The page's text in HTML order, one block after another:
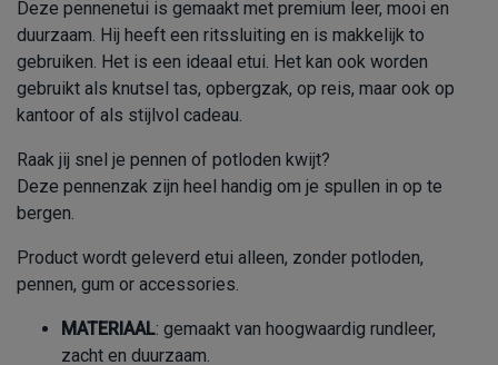
Deze pennenetui is gemaakt met premium leer, mooi en
duurzaam. Hij heeft een ritssluiting en is makkelijk to
gebruiken. Het is een ideaal etui. Het kan ook worden
gebruikt als knutsel tas, opbergzak, op reis, maar ook op
kantoor of als stijlvol cadeau.
Raak jij snel je pennen of potloden kwijt?
Deze pennenzak zijn heel handig om je spullen in op te
bergen.
Product wordt geleverd etui alleen, zonder potloden,
pennen, gum or accessories.
MATERIAAL: gemaakt van hoogwaardig rundleer,
zacht en duurzaam.